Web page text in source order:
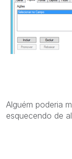
Alguém poderia
esquecendo de